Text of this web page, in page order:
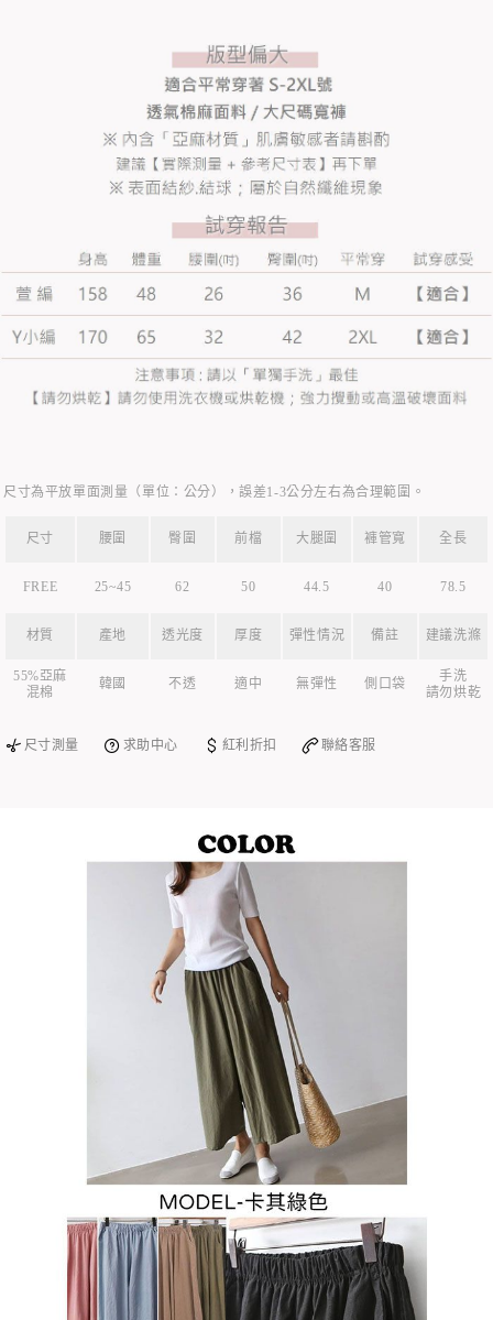
尺寸為平放單面測量（單位：公分），誤差1-3公分左右為合理範圍。
尺寸 腰圍 臀圍 前檔 大腿圍 褲管寬 全長
FREE 25~45 62 50 44.5 40 78.5
材質 產地 透光度 厚度 彈性情況 備註 建議洗滌
55%亞麻
混棉
韓國 不透 適中 無彈性 側口袋
手洗
請勿烘乾
尺寸測量 求助中心 紅利折扣 聯絡客服